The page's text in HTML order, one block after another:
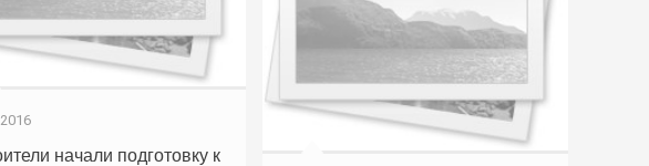
начали подготовку к